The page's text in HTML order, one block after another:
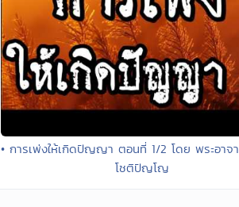
• การเพ่งให้เกิดปัญญา ตอนที่ 1/2 โดย พระอาจ
โชติปัญโญ